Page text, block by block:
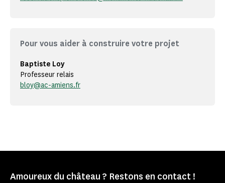
Pour vous aider à construire votre projet
Baptiste Loy
Professeur relais
bloy@ac-amiens.fr
Amoureux du château ? Restons en contact !